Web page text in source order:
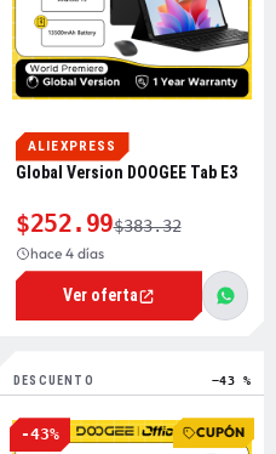
ALIEXPRESS
Global Version DOOGEE Tab E3
$252.99$383.32
hace 4 días
Ver oferta
DESCUENTO −43 %
-43% CUPÓN